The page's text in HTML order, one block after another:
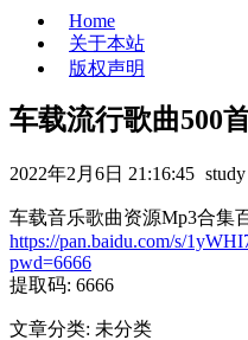
Home
关于本站
版权声明
车载流行歌曲500
2022年2月6日 21:16:45 study
车载音乐歌曲资源Mp3合集
https://pan.baidu.com/s/
pwd=6666
提取码: 6666
文章分类: 未分类